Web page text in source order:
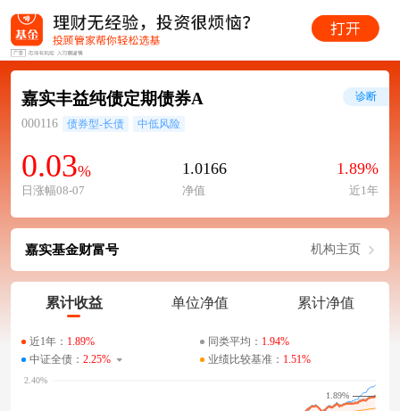
嘉实丰益纯债定期债券A
000116 债券型-长债 中低风险
0.03%
日涨幅08-07
1.0166
净值
1.89%
近1年
诊断
嘉实基金财富号 机构主页
累计收益 单位净值 累计净值
近1年： 1.89% 同类平均： 1.94%
中证全债： 2.25% 业绩比较基准： 1.51%
1.89%